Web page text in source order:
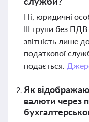
Ні, юридичні
ІІІ групи без
звітність лише
податкової
подається.
Як
валюти через